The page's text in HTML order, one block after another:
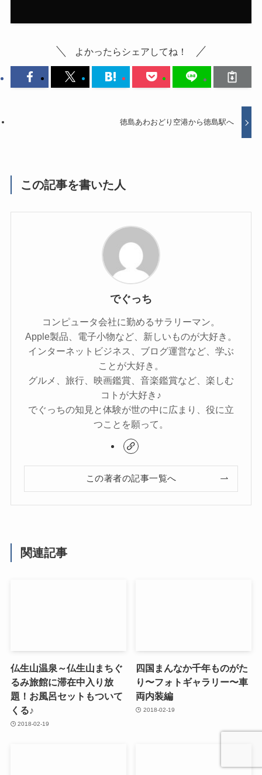
よかったらシェアしてね！
徳島あわおどり空港から徳島駅へ
この記事を書いた人
でぐっち
コンピュータ会社に勤めるサラリーマン。
Apple製品、電子小物など、新しいものが大好き。
インターネットビジネス、ブログ運営など、学ぶ
ことが大好き。
グルメ、旅行、映画鑑賞、音楽鑑賞など、楽しむ
コトが大好き♪
でぐっちの知見と体験が世の中に広まり、役に立
つことを願って。
この著者の記事一覧へ
関連記事
仏生山温泉～仏生山まちぐ
るみ旅館に滞在中入り放
題！お風呂セットもついて
くる♪
2018-02-19
四国まんなか千年ものがた
り〜フォトギャラリー〜車
両内装編
2018-02-19